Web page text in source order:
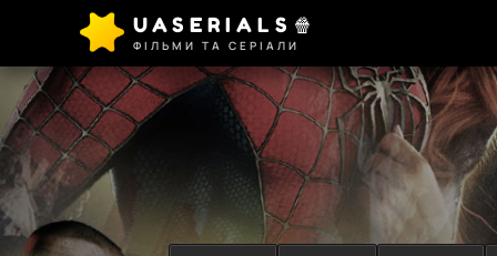
UASERIALS🍿
ФІЛЬМИ ТА СЕРІАЛИ